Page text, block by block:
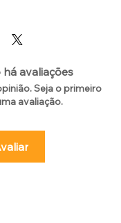
avaliações
Seja o primeiro
avaliação.